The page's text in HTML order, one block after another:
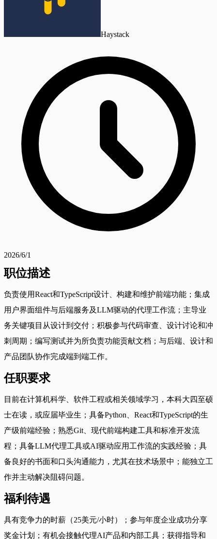
Haystack
2026/6/1
职位描述
负责使用React和TypeScript设计、构建和维护前端功能；集成
用户界面组件与后端服务及LLM驱动的代理工作流；主导业
务关键项目从设计到交付；积极参与代码审查、设计讨论和冲
刺周期；编写测试并为所负责功能贡献文档；与后端、设计和
产品团队协作完成端到端工作。
任职要求
目前在计算机科学、软件工程或相关领域学习，本科大四至硕
士在读，或应届毕业生；具备Python、React和TypeScript的生
产级前端经验；熟悉Git、现代前端构建工具和标准开发流
程；具备LLM代理工具或AI驱动应用工作流的实践经验；具
备良好的书面和口头沟通能力，尤其在技术场景中；能独立工
作并主动解决阻碍问题。
福利待遇
具有竞争力的时薪（25美元/小时）；参与年度企业成功分享
奖金计划；有机会接触代理AI产品和内部工具；获得指导和